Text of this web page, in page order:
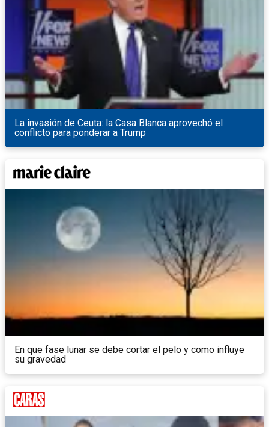
La invasión de Ceuta: la Casa Blanca aprovechó el
conflicto para ponderar a Trump
En que fase lunar se debe cortar el pelo y como influye
su gravedad